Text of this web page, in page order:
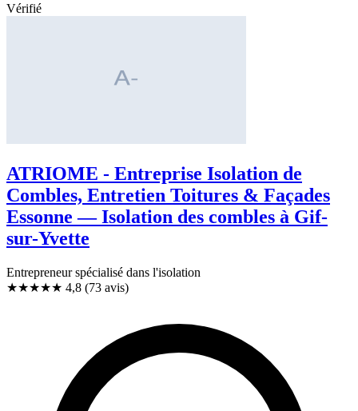
Vérifié
ATRIOME - Entreprise Isolation de
Combles, Entretien Toitures & Façades
Essonne — Isolation des combles à Gif-
sur-Yvette
Entrepreneur spécialisé dans l'isolation
★★★★★ 4,8 (73 avis)